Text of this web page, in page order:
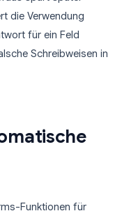
die Verwendung
für ein Feld
Schreibweisen in
Funktionen für